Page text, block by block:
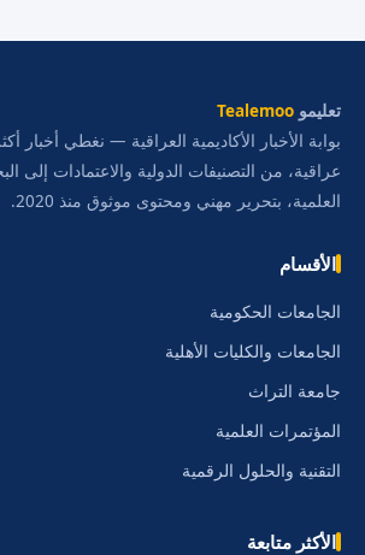
تعليمو Tealemoo
عراقية، من التصنيفات الدولية والاعتمادات إلى
العلمية، بتحرير مهني ومحتوى موثوق منذ 2020.
الأقسام
الجامعات الحكومية
الجامعات والكليات الأهلية
جامعة التراث
المؤتمرات العلمية
التقنية والحلول الرقمية
الأكثر متابعة